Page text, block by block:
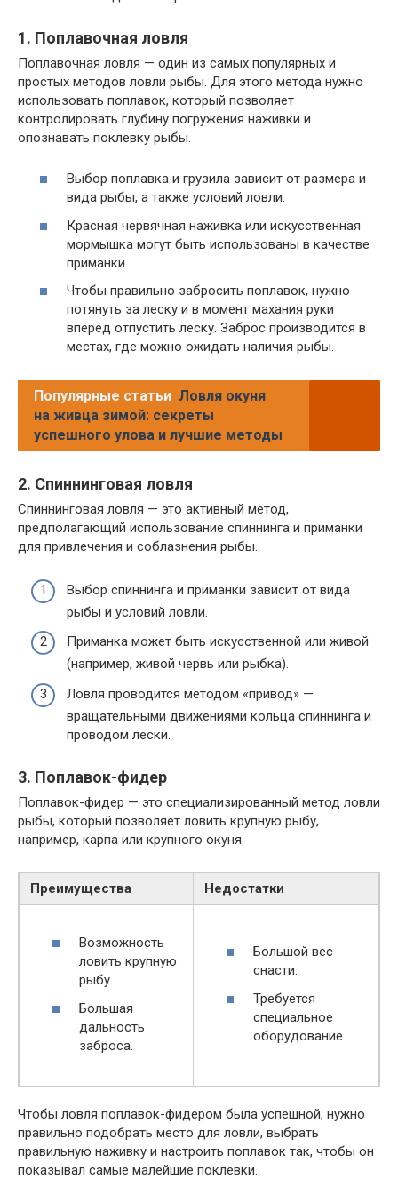
1. Поплавочная ловля
Поплавочная ловля — один из самых популярных и
простых методов ловли рыбы. Для этого метода нужно
использовать поплавок, который позволяет
контролировать глубину погружения наживки и
опознавать поклевку рыбы.
Выбор поплавка и грузила зависит от размера и
вида рыбы, а также условий ловли.
Красная червячная наживка или искусственная
мормышка могут быть использованы в качестве
приманки.
Чтобы правильно забросить поплавок, нужно
потянуть за леску и в момент махания руки
вперед отпустить леску. Заброс производится в
местах, где можно ожидать наличия рыбы.
Популярные статьи Ловля окуня
на живца зимой: секреты
успешного улова и лучшие методы
2. Спиннинговая ловля
Спиннинговая ловля — это активный метод,
предполагающий использование спиннинга и приманки
для привлечения и соблазнения рыбы.
Выбор спиннинга и приманки зависит от вида
рыбы и условий ловли.
Приманка может быть искусственной или живой
(например, живой червь или рыбка).
Ловля проводится методом «привод» —
вращательными движениями кольца спиннинга и
проводом лески.
3. Поплавок-фидер
Поплавок-фидер — это специализированный метод ловли
рыбы, который позволяет ловить крупную рыбу,
например, карпа или крупного окуня.
Преимущества Недостатки
Возможность
ловить крупную
рыбу.
Большая
дальность
заброса.
Большой вес
снасти.
Требуется
специальное
оборудование.
Чтобы ловля поплавок-фидером была успешной, нужно
правильно подобрать место для ловли, выбрать
правильную наживку и настроить поплавок так, чтобы он
показывал самые малейшие поклевки.